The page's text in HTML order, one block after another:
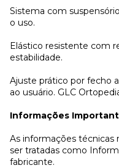
Sistema com
o uso.
Elástico resistente com
estabilidade.
Ajuste prático por fecho
ao usuário. GLC
Informações
As informações
ser tratadas como
fabricante.